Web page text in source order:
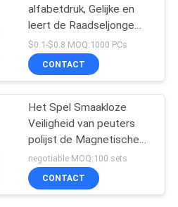
het
verwarring
alfabetdruk, Gelijke en
leert de Raadseljonge
geitjes de spelen van het
het raadselraadsel van
kinderen in verwarring
$0.1-$0.8 MOQ:1000 PCs
CONTACT
Het Spel Smaakloze
Veiligheid van peuters
polijst de Magnetische
Puzzels Witte Deklaag
negotiable MOQ:100 sets
CONTACT